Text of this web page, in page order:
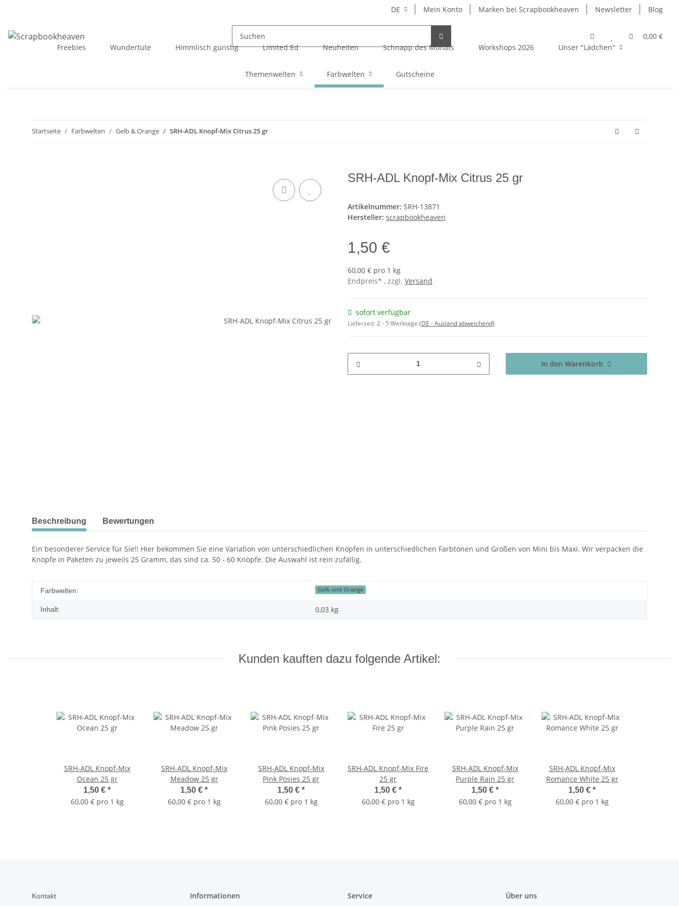
DE Mein Konto Marken bei Scrapbookheaven Newsletter Blog
0,00 €
Freebies
Wundertüte Himmlisch günstig Limited Ed Neuheiten Schnapp des Monats Workshops 2026 Unser "Lädchen"
Themenwelten Farbwelten Gutscheine
Startseite Farbwelten Gelb & Orange SRH-ADL Knopf-Mix Citrus 25 gr
SRH-ADL Knopf-Mix Citrus 25 gr
Artikelnummer: SRH-13871
Hersteller: scrapbookheaven
1,50 €
60,00 € pro 1 kg
Endpreis* , zzgl. Versand
sofort verfügbar
Lieferzeit:2 - 5 Werktage (DE - Ausland abweichend)
In den Warenkorb
Beschreibung Bewertungen
Ein besonderer Service für Sie!! Hier bekommen Sie eine Variation von unterschiedlichen Knöpfen in unterschiedlichen Farbtönen und Größen von Mini bis Maxi. Wir verpacken die
Knöpfe in Paketen zu jeweils 25 Gramm, das sind ca. 50 - 60 Knöpfe. Die Auswahl ist rein zufällig.
Farbwelten: Gelb und Orange
Inhalt: 0,03 kg
Kunden kauften dazu folgende Artikel:
SRH-ADL Knopf-Mix
Ocean 25 gr
1,50 € *
60,00 € pro 1 kg
SRH-ADL Knopf-Mix
Meadow 25 gr
1,50 € *
60,00 € pro 1 kg
SRH-ADL Knopf-Mix
Pink Posies 25 gr
1,50 € *
60,00 € pro 1 kg
SRH-ADL Knopf-Mix Fire
25 gr
1,50 € *
60,00 € pro 1 kg
SRH-ADL Knopf-Mix
Purple Rain 25 gr
1,50 € *
60,00 € pro 1 kg
SRH-ADL Knopf-Mix
Romance White 25 gr
1,50 € *
60,00 € pro 1 kg
Kontakt Informationen Service Über uns